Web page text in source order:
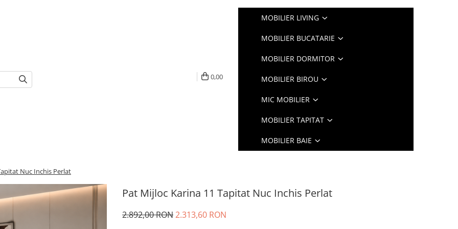
0,00
MOBILIER LIVING
MOBILIER BUCATARIE
MOBILIER DORMITOR
MOBILIER BIROU
MIC MOBILIER
MOBILIER TAPITAT
MOBILIER BAIE
Nuc Inchis Perlat
Pat Mijloc Karina 11 Tapitat Nuc Inchis Perlat
2.892,00 RON2.313,60 RON